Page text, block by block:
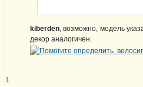
kiberden , возможно, модель
декор аналогичен.
1